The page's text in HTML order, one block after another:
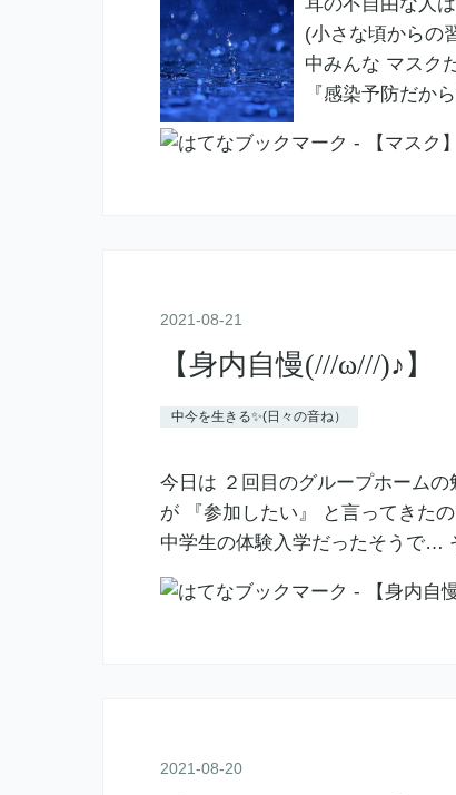
耳の不自由な人
(小さな頃からの
中みんな マスク
『感染予防だか
2021-08-21
【身内自慢(///ω///)♪】
中今を生きる✨(日々の音ね）
今日は ２回目のグループホーム
が 『参加したい』 と言ってきた
中学生の体験入学だったそうで…
2021-08-20